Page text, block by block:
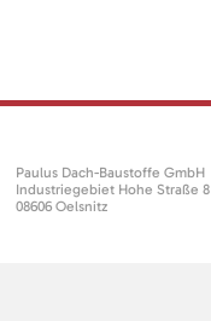
Paulus Dach-Baustoffe GmbH
Industriegebiet Hohe Straße 8
08606 Oelsnitz